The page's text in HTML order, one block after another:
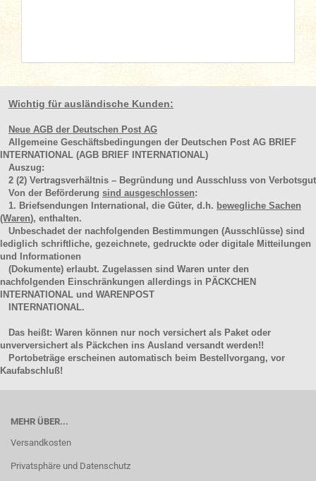
Wichtig für ausländische Kunden:
Neue AGB der Deutschen Post AG
Allgemeine Geschäftsbedingungen der Deutschen Post AG BRIEF
INTERNATIONAL (AGB BRIEF INTERNATIONAL)
Auszug:
2 (2) Vertragsverhältnis – Begründung und Ausschluss von Verbotsgut
Von der Beförderung sind ausgeschlossen:
1. Briefsendungen International, die Güter, d.h. bewegliche Sachen
(Waren), enthalten.
Unbeschadet der nachfolgenden Bestimmungen (Ausschlüsse) sind
lediglich schriftliche, gezeichnete, gedruckte oder digitale Mitteilungen
und Informationen
(Dokumente) erlaubt. Zugelassen sind Waren unter den
nachfolgenden Einschränkungen allerdings in PÄCKCHEN
INTERNATIONAL und WARENPOST
INTERNATIONAL.
Das heißt: Waren können nur noch versichert als Paket oder
unverversichert als Päckchen ins Ausland versandt werden!!
Portobeträge erscheinen automatisch beim Bestellvorgang, vor
Kaufabschluß!
MEHR ÜBER...
Versandkosten
Privatsphäre und Datenschutz